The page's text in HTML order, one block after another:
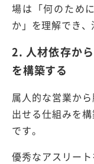
場は「何のため
か」を理解でき、
2. 人材依存か
を構築する
属人的な営業か
出せる仕組みを
です。
優秀なアスリー